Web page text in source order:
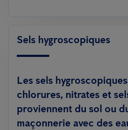
Sels hygroscopiques
Les sels
chlorures, nitrates et
proviennent du sol ou
maçonnerie avec des